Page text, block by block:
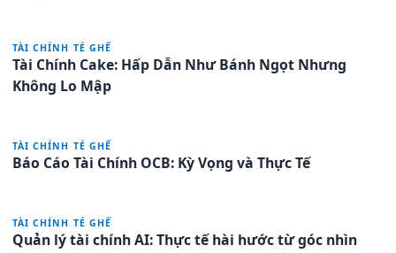
TÀI CHÍNH TÉ GHẾ
Tài Chính Cake: Hấp Dẫn Như Bánh Ngọt Nhưng
Không Lo Mập
TÀI CHÍNH TÉ GHẾ
Báo Cáo Tài Chính OCB: Kỳ Vọng và Thực Tế
TÀI CHÍNH TÉ GHẾ
Quản lý tài chính AI: Thực tế hài hước từ góc nhìn